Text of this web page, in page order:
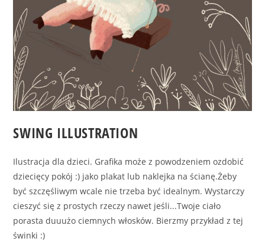
SWING ILLUSTRATION
Ilustracja dla dzieci. Grafika może z powodzeniem ozdobić
dziecięcy pokój :) jako plakat lub naklejka na ścianę.Żeby
być szczęśliwym wcale nie trzeba być idealnym. Wystarczy
cieszyć się z prostych rzeczy nawet jeśli...Twoje ciało
porasta duuużo ciemnych włosków. Bierzmy przykład z tej
świnki :)